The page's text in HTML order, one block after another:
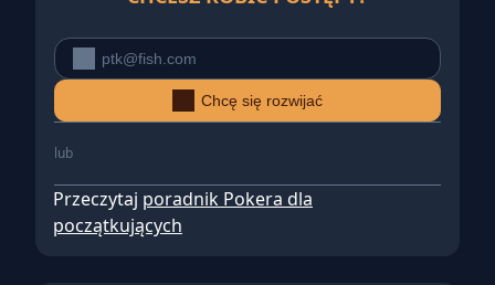
Chcę się rozwijać
lub
Przeczytaj poradnik Pokera dla
początkujących